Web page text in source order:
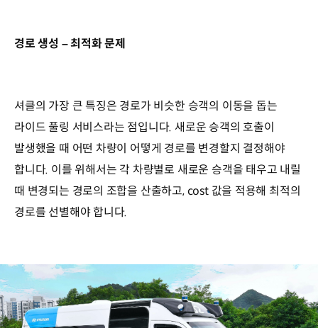
경로 생성 – 최적화 문제
셔클의 가장 큰 특징은 경로가 비슷한 승객의 이동을 돕는
라이드 풀링 서비스라는 점입니다. 새로운 승객의 호출이
발생했을 때 어떤 차량이 어떻게 경로를 변경할지 결정해야
합니다. 이를 위해서는 각 차량별로 새로운 승객을 태우고 내릴
때 변경되는 경로의 조합을 산출하고, cost 값을 적용해 최적의
경로를 선별해야 합니다.